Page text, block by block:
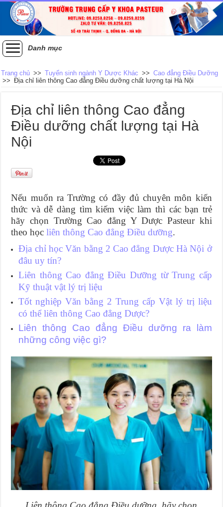
Danh mục
Trang chủ >> Tuyển sinh ngành Y Dược Khác >> Cao đẳng Điều Dưỡng
>> Địa chỉ liên thông Cao đẳng Điều dưỡng chất lượng tại Hà Nội
Địa chỉ liên thông Cao đẳng
Điều dưỡng chất lượng tại Hà
Nội
Nếu muốn ra Trường có đầy đủ chuyên môn kiến
thức và dễ dàng tìm kiếm việc làm thì các bạn trẻ
hãy chọn Trường Cao đẳng Y Dược Pasteur khi
theo họcliên thông Cao đẳng Điều dưỡng.
Địa chỉ học Văn bằng 2 Cao đẳng Dược Hà Nội ở
đâu uy tín?
Liên thông Cao đẳng Điều Dưỡng từ Trung cấp
Kỹ thuật vật lý trị liệu
Tốt nghiệp Văn bằng 2 Trung cấp Vật lý trị liệu
có thể liên thông Cao đẳng Dược?
Liên thông Cao đẳng Điều dưỡng ra làm
những công việc gì?